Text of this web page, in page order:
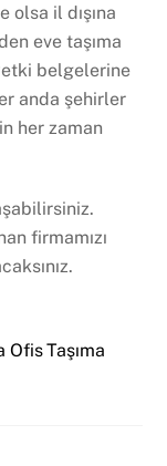
il dışına
eve taşıma
belgelerine
anda şehirler
her zaman
firmamızı
Ofis Taşıma